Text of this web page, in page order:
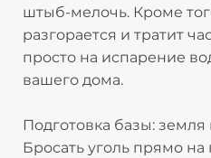
штыб-мелочь. Кроме
разгорается и тратит
просто на испарение
вашего дома.​
Подготовка базы: земля
Бросать уголь прямо